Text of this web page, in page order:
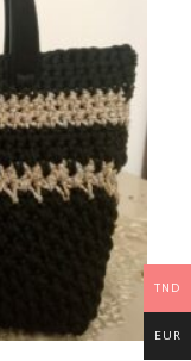
TND
EUR